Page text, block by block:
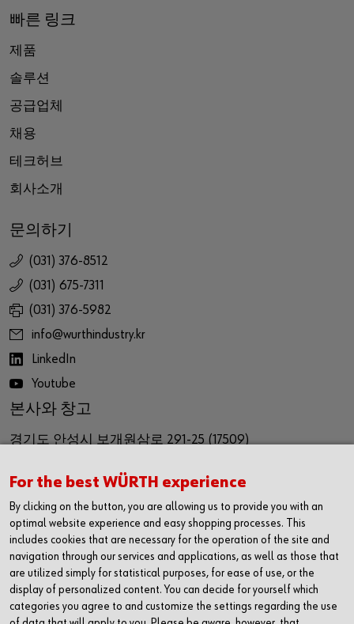
빠른 링크
제품
솔루션
공급업체
채용
테크허브
회사소개
문의하기
(031) 376-8512
(031) 675-7311
(031) 376-5982
info@wurthindustry.kr
LinkedIn
Youtube
본사와 창고
경기도 안성시 보개원삼로 291-25 (17509)
Republic of Korea (17509)
영업사무소
경기도 화성시 동탄기흥로 614
For the best WÜRTH experience
By clicking on the button, you are allowing us to provide you with an
optimal website experience and easy shopping processes. This
includes cookies that are necessary for the operation of the site and
navigation through our services and applications, as well as those that
are utilized simply for statistical purposes, for ease of use, or the
display of personalized content. You can decide for yourself which
categories you agree to and customize the settings regarding the use